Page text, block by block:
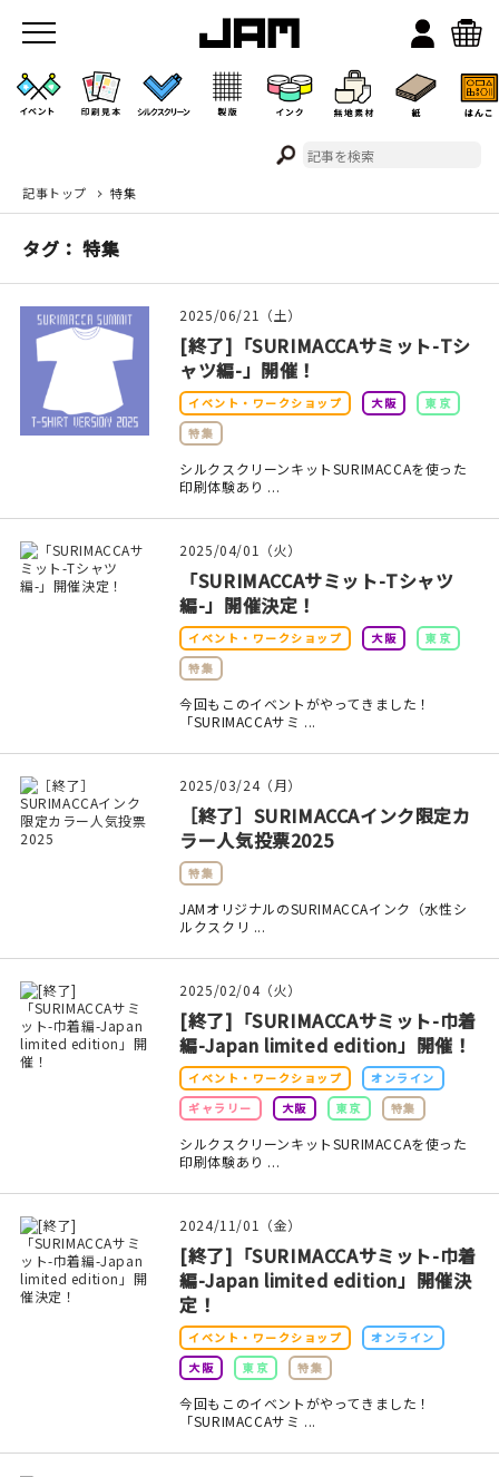
JAMのこと
お店/ワークスペース
印刷見本
シルクスクリーン
文房具
雑貨
台湾グッズ
在庫限り
読みもの
イベント・ワークショップ
記事トップ 特集
タグ： 特集
2025/06/21（土）
[終了]「SURIMACCAサミット-Tシ
ャツ編-」開催！
イベント・ワークショップ 大阪
東京
特集
シルクスクリーンキットSURIMACCAを使った
印刷体験あり ...
2025/04/01（火）
「SURIMACCAサミット-Tシャツ
編-」開催決定！
イベント・ワークショップ 大阪
東京
特集
今回もこのイベントがやってきました！
「SURIMACCAサミ ...
2025/03/24（月）
［終了］SURIMACCAインク限定カ
ラー人気投票2025
特集
JAMオリジナルのSURIMACCAインク（水性シ
ルクスクリ ...
2025/02/04（火）
[終了]「SURIMACCAサミット-巾着
編-Japan limited edition」開催！
イベント・ワークショップ
オンライン
ギャラリー
大阪 東京 特集
シルクスクリーンキットSURIMACCAを使った
印刷体験あり ...
2024/11/01（金）
[終了]「SURIMACCAサミット-巾着
編-Japan limited edition」開催決
定！
イベント・ワークショップ
オンライン
大阪
東京 特集
今回もこのイベントがやってきました！
「SURIMACCAサミ ...